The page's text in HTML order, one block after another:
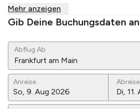
Mehr anzeigen
Gib Deine Buchungsdaten an
Abflug Ab
Frankfurt am Main
Anreise Abreise